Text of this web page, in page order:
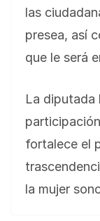
las
presea, así
que le será
La diputada
fortalece el
la mujer